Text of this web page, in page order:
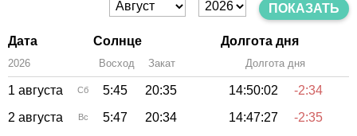
ПОКАЗАТЬ
Дата Солнце Долгота дня
2026 Восход Закат Долгота дня
1 августа Сб 5:45 20:35 14:50:02
-2:34
2 августа
Вс 5:47 20:34 14:47:27
-2:35